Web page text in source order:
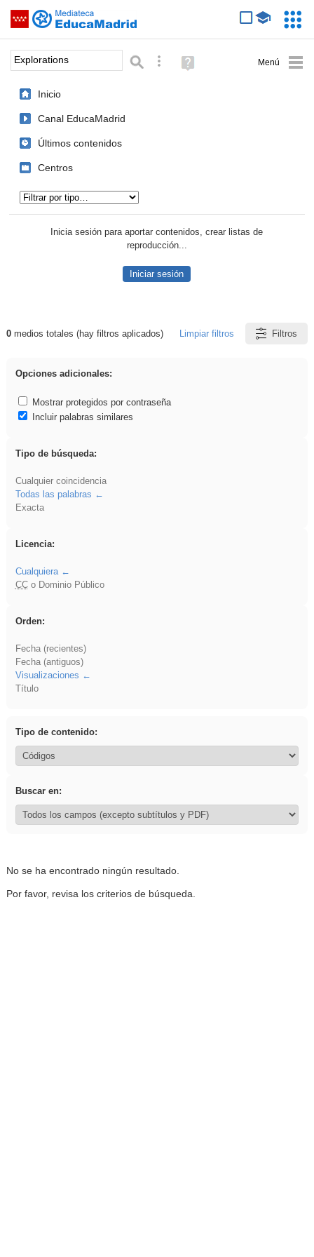
Saltar navegación
Palabra o frase: Búsqueda avanzada
Ayuda
(en
Inicio
Canal EducaMadrid
Últimos contenidos
Centros
Inicia sesión para aportar contenidos, crear listas de
reproducción...
Iniciar sesión
Resultados de: Explorations
0medios totales (hay filtros aplicados) Limpiar filtros Filtros
Opciones adicionales:
Mostrar protegidos por contraseña
Incluir palabras similares
Tipo de búsqueda:
Cualquier coincidencia
Todas las palabras
Exacta
Licencia:
Cualquiera
CCo Dominio Público
Orden:
Fecha (recientes)
Fecha (antiguos)
Visualizaciones
Título
Tipo de contenido:
Buscar en:
No se ha encontrado ningún resultado.
Por favor, revisa los criterios de búsqueda.